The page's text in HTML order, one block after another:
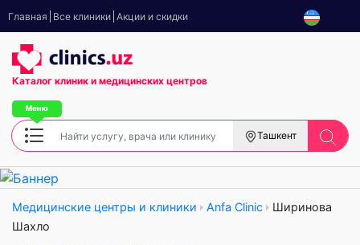
Главная Все клиники Акции и скидки
Каталог клиник и медицинских центров
Ташкент
Медицинские центры и клиники Anfa Clinic
Ширинова
Шахло